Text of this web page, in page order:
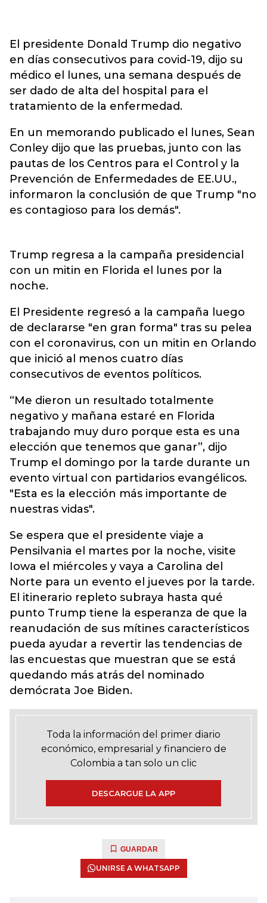
El presidente Donald Trump dio negativo
en días consecutivos para covid-19, dijo su
médico el lunes, una semana después de
ser dado de alta del hospital para el
tratamiento de la enfermedad.
En un memorando publicado el lunes, Sean
Conley dijo que las pruebas, junto con las
pautas de los Centros para el Control y la
Prevención de Enfermedades de EE.UU.,
informaron la conclusión de que Trump "no
es contagioso para los demás".
Trump regresa a la campaña presidencial
con un mitin en Florida el lunes por la
noche.
El Presidente regresó a la campaña luego
de declararse "en gran forma" tras su pelea
con el coronavirus, con un mitin en Orlando
que inició al menos cuatro días
consecutivos de eventos políticos.
“Me dieron un resultado totalmente
negativo y mañana estaré en Florida
trabajando muy duro porque esta es una
elección que tenemos que ganar”, dijo
Trump el domingo por la tarde durante un
evento virtual con partidarios evangélicos.
"Esta es la elección más importante de
nuestras vidas".
Se espera que el presidente viaje a
Pensilvania el martes por la noche, visite
Iowa el miércoles y vaya a Carolina del
Norte para un evento el jueves por la tarde.
El itinerario repleto subraya hasta qué
punto Trump tiene la esperanza de que la
reanudación de sus mítines característicos
pueda ayudar a revertir las tendencias de
las encuestas que muestran que se está
quedando más atrás del nominado
demócrata Joe Biden.
Toda la información del primer diario
económico, empresarial y financiero de
Colombia a tan solo un clic
DESCARGUE LA APP
GUARDAR
UNIRSE A WHATSAPP